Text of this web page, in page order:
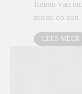
Intens van
zuren en een
LEES MEER